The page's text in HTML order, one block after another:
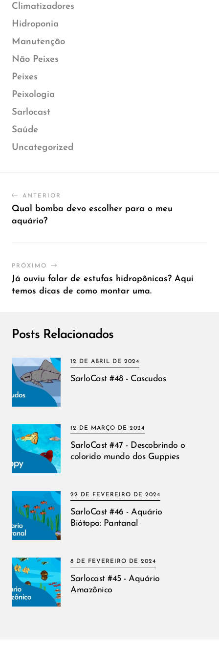
Climatizadores
Hidroponia
Manutenção
Não Peixes
Peixes
Peixologia
Sarlocast
Saúde
Uncategorized
ANTERIOR
Qual bomba devo escolher para o meu
aquário?
PRÓXIMO
Já ouviu falar de estufas hidropônicas? Aqui
temos dicas de como montar uma.
Posts Relacionados
12 DE ABRIL DE 2024
SarloCast #48 - Cascudos
12 DE MARÇO DE 2024
SarloCast #47 - Descobrindo o
colorido mundo dos Guppies
22 DE FEVEREIRO DE 2024
SarloCast #46 - Aquário
Biótopo: Pantanal
8 DE FEVEREIRO DE 2024
Sarlocast #45 - Aquário
Amazônico